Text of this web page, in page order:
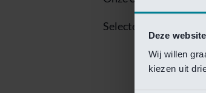
Deze
Wij willen
kiezen uit
Selecteer een van de